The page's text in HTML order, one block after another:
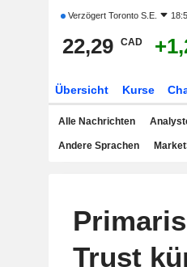
Verzögert Toronto S.E.
22,29 CAD
Übersicht Kurse
Alle Nachrichten
Andere Sprachen
Trust